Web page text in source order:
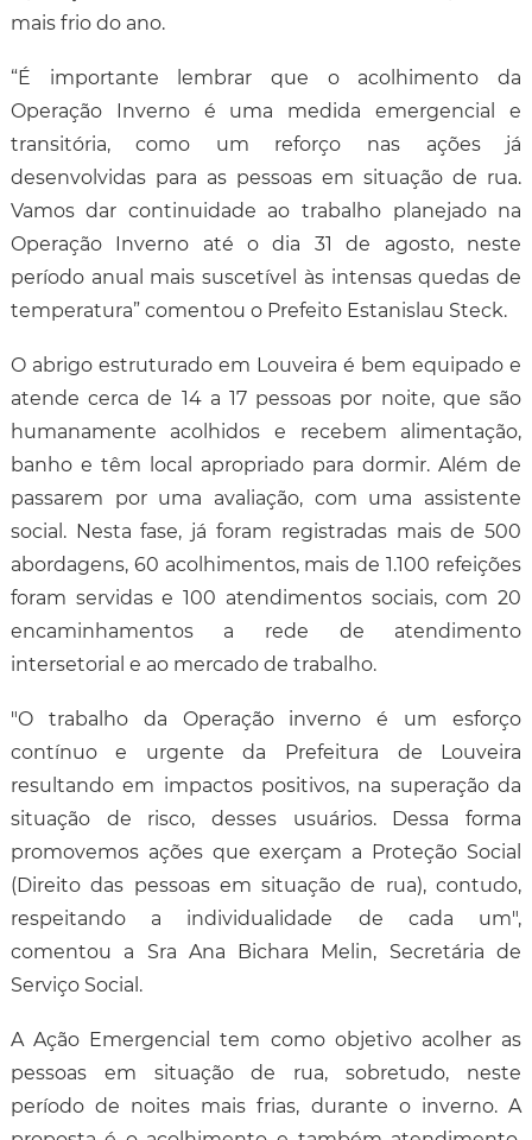
mais frio do ano.
“É importante lembrar que o acolhimento da
Operação Inverno é uma medida emergencial e
transitória, como um reforço nas ações já
desenvolvidas para as pessoas em situação de rua.
Vamos dar continuidade ao trabalho planejado na
Operação Inverno até o dia 31 de agosto, neste
período anual mais suscetível às intensas quedas de
temperatura” comentou o Prefeito Estanislau Steck.
O abrigo estruturado em Louveira é bem equipado e
atende cerca de 14 a 17 pessoas por noite, que são
humanamente acolhidos e recebem alimentação,
banho e têm local apropriado para dormir. Além de
passarem por uma avaliação, com uma assistente
social. Nesta fase, já foram registradas mais de 500
abordagens, 60 acolhimentos, mais de 1.100 refeições
foram servidas e 100 atendimentos sociais, com 20
encaminhamentos a rede de atendimento
intersetorial e ao mercado de trabalho.
"O trabalho da Operação inverno é um esforço
contínuo e urgente da Prefeitura de Louveira
resultando em impactos positivos, na superação da
situação de risco, desses usuários. Dessa forma
promovemos ações que exerçam a Proteção Social
(Direito das pessoas em situação de rua), contudo,
respeitando a individualidade de cada um",
comentou a Sra Ana Bichara Melin, Secretária de
Serviço Social.
A Ação Emergencial tem como objetivo acolher as
pessoas em situação de rua, sobretudo, neste
período de noites mais frias, durante o inverno. A